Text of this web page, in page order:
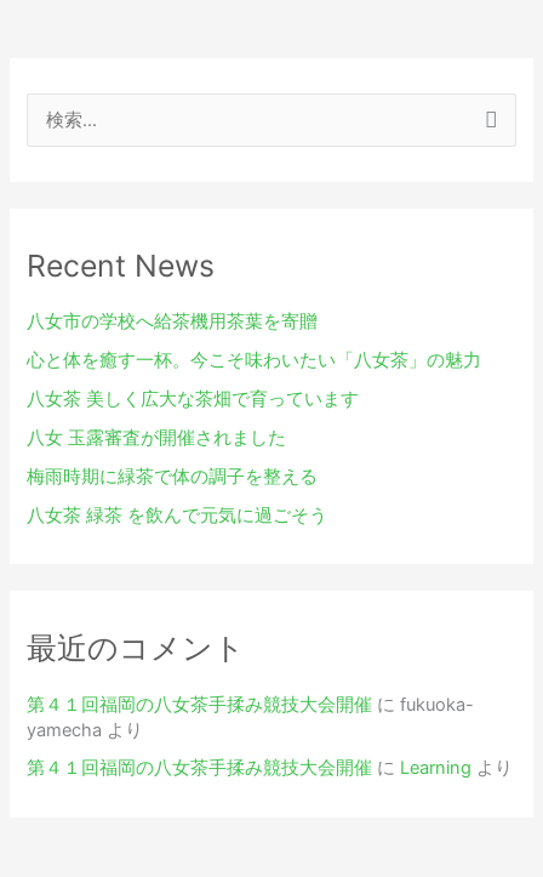
Recent News
八女市の学校へ給茶機用茶葉を寄贈
心と体を癒す一杯。今こそ味わいたい「八女茶」の魅力
八女茶 美しく広大な茶畑で育っています
八女 玉露審査が開催されました
梅雨時期に緑茶で体の調子を整える
八女茶 緑茶 を飲んで元気に過ごそう
最近のコメント
第４１回福岡の八女茶手揉み競技大会開催 にfukuoka-
yamecha より
第４１回福岡の八女茶手揉み競技大会開催 に Learning より